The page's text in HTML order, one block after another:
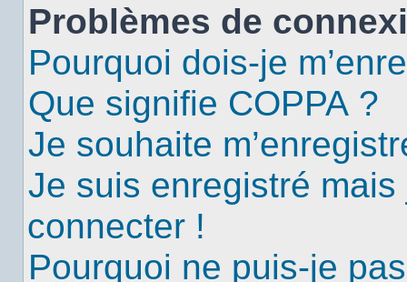
Problèmes de
Pourquoi dois-je
Que signifie COPPA ?
Je souhaite
Je suis enregistré
connecter !
Pourquoi ne puis-je